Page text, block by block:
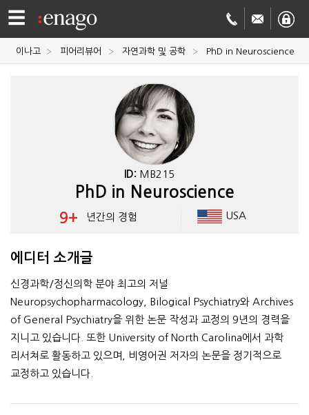
☰
영문
이나고 피어리뷰어 자연과학 및 공학 PhD in Neuroscience
ID: MB215
PhD in Neuroscience
9+ 년간의 경험 USA
에디터 소개글
신경과학/정신의학 분야 최고의 저널
Neuropsychopharmacology, Bilogical Psychiatry와 Archives
of General Psychiatry을 위한 논문 작성과 교정의 9년의 경력을
지니고 있습니다. 또한 University of North Carolina에서 과학
리서쳐로 활동하고 있으며, 비영어권 저자의 논문을 정기적으로
교정하고 있습니다.